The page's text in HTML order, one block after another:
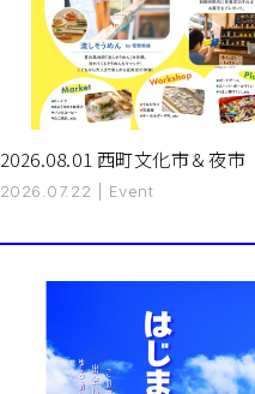
2026.08.01 西町文化市＆夜市
2026.07.22 Event